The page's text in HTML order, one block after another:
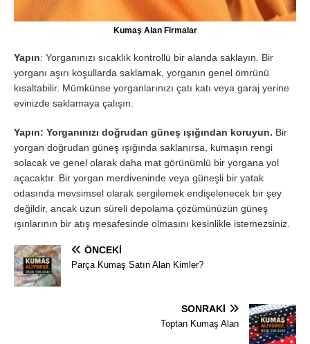
Kumaş Alan Firmalar
Yapın: Yorganınızı sıcaklık kontrollü bir alanda saklayın. Bir
yorganı aşırı koşullarda saklamak, yorganın genel ömrünü
kısaltabilir. Mümkünse yorganlarınızı çatı katı veya garaj yerine
evinizde saklamaya çalışın.
Yapın: Yorganınızı doğrudan güneş ışığından koruyun. Bir
yorgan doğrudan güneş ışığında saklanırsa, kumaşın rengi
solacak ve genel olarak daha mat görünümlü bir yorgana yol
açacaktır. Bir yorgan merdiveninde veya güneşli bir yatak
odasında mevsimsel olarak sergilemek endişelenecek bir şey
değildir, ancak uzun süreli depolama çözümünüzün güneş
ışınlarının bir atış mesafesinde olmasını kesinlikle istemezsiniz.
ÖNCEKI
Parça Kumaş Satın Alan Kimler?
SONRAKI
Toptan Kumaş Alan